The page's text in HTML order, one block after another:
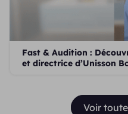
Fast & Audition :
et directrice d’Unisson
Voir